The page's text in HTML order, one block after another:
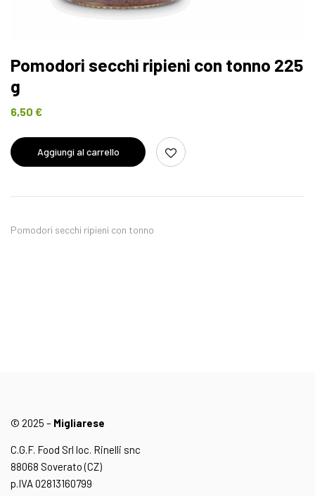
Pomodori secchi ripieni con tonno 225
g
6,50 €
Aggiungi al carrello
Pomodori secchi ripieni con tonno
© 2025 – Migliarese
C.G.F. Food Srl loc. Rinelli snc
88068 Soverato (CZ)
p.IVA 02813160799